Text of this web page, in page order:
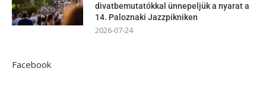
divatbemutatókkal ünnepeljük a nyarat a
14. Paloznaki Jazzpikniken
2026-07-24
Facebook